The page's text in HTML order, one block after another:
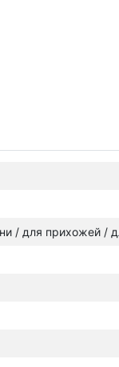
/ для прихожей /